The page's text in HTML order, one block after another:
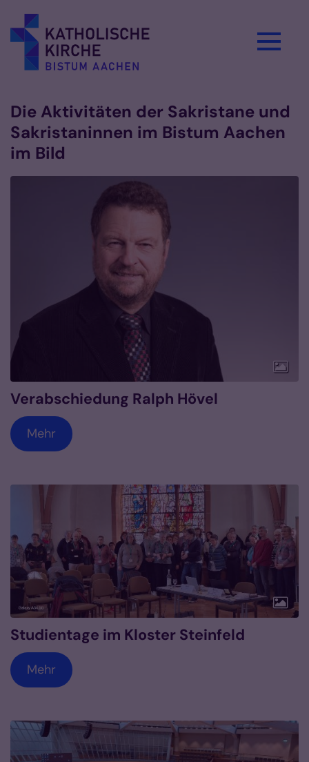
Die Aktivitäten der Sakristane und
Sakristaninnen im Bistum Aachen
im Bild
Verabschiedung Ralph Hövel
Mehr
Studientage im Kloster Steinfeld
Mehr